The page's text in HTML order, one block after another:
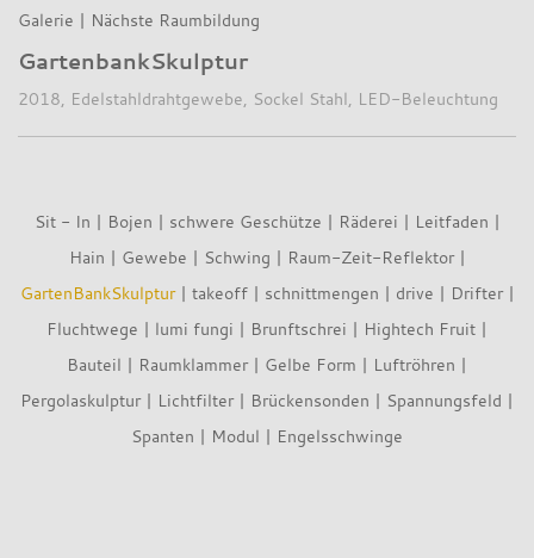
Galerie | Nächste Raumbildung
GartenbankSkulptur
2018, Edelstahldrahtgewebe, Sockel Stahl, LED-Beleuchtung
Sit - In | Bojen | schwere Geschütze | Räderei | Leitfaden |
Hain | Gewebe | Schwing | Raum-Zeit-Reflektor|
GartenBankSkulptur| takeoff| schnittmengen | drive | Drifter|
Fluchtwege | lumi fungi | Brunftschrei | Hightech Fruit |
Bauteil | Raumklammer| Gelbe Form | Luftröhren |
Pergolaskulptur| Lichtfilter| Brückensonden | Spannungsfeld |
Spanten | Modul | Engelsschwinge